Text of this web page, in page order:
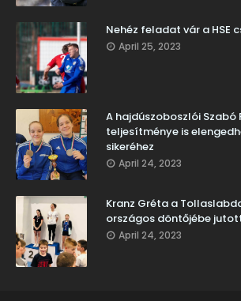
Nehéz feladat vár a HSE
April 25, 2023
A hajdúszoboszlói Szabó
teljesítménye is
sikeréhez
April 24, 2023
Kranz Gréta a
országos döntőjébe
April 24, 2023